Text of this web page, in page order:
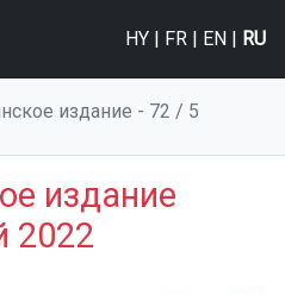
HY | FR | EN | RU
изданиe - 72 / 5
изданиe
2022